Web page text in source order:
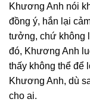
Khương Anh nói
đồng ý, hắn lại
tưởng, chứ không
đó, Khương Anh
thấy không thể để
Khương Anh, dù
cho ai.